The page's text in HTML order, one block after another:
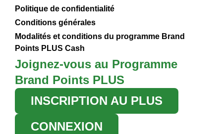
Politique de confidentialité
Conditions générales
Modalités et conditions du programme Brand
Points PLUS Cash
Joignez-vous au Programme
Brand Points PLUS
INSCRIPTION AU PLUS
CONNEXION